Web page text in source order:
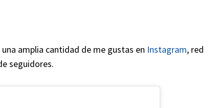
amplia cantidad de me gustas en Instagram, red
seguidores.